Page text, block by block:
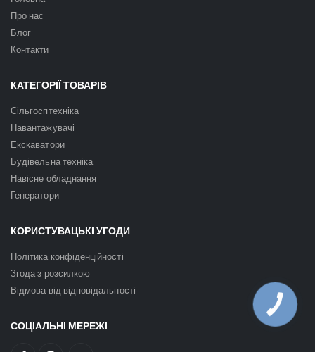
Про нас
Блог
Контакти
КАТЕГОРІЇ ТОВАРІВ
Сільгосптехніка
Навантажувачі
Екскаватори
Будівельна техніка
Навісне обладнання
Генератори
КОРИСТУВАЦЬКІ УГОДИ
Політика конфіденційності
Згода з розсилкою
Відмова від відповідальності
СОЦІАЛЬНІ МЕРЕЖІ
КНОПКА
ЗВ'ЯЗКУ